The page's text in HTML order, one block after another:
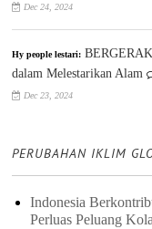
Dec 24, 2024
Hy people lestari:
dalam Melestarikan Alam
Dec 23, 2024
PERUBAHAN IKLIM
Indonesia
Perluas Peluang